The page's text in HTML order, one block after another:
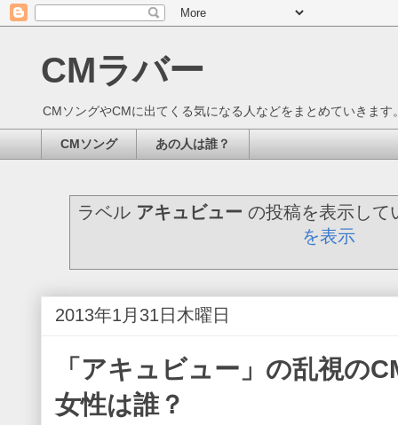
CMラバー
CMソングやCMに出てくる気になる人などをまとめていきます
CMソング あの人は誰？
ラベル アキュビュー の投稿を表示し
を表示
2013年1月31日木曜日
「アキュビュー」の乱視の
女性は誰？